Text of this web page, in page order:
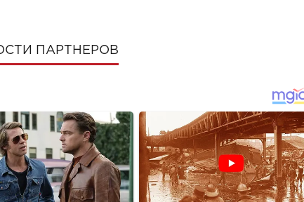
ПАРТНЕРОВ